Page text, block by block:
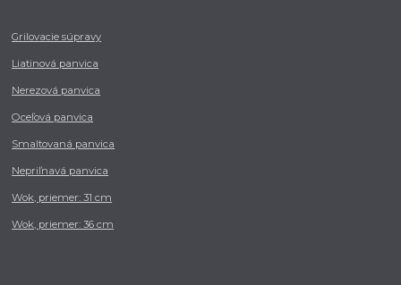
Grilovacie súpravy
Liatinová panvica
Nerezová panvica
Oceľová panvica
Smaltovaná panvica
Nepriľnavá panvica
Wok, priemer: 31 cm
Wok, priemer: 36 cm